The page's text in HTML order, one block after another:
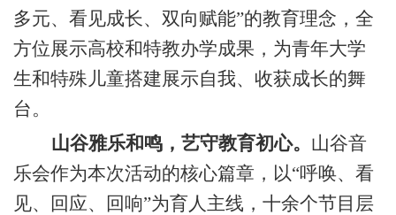
多元、看见成长、双向赋能”的教育理念，全
方位展示高校和特教办学成果，为青年大学
生和特殊儿童搭建展示自我、收获成长的舞
台。
山谷雅乐和鸣 ，艺守教育初心。 山谷音
乐会作为本次活动的核心篇章，以“呼唤、看
见、回应、回响”为育人主线，十余个节目层